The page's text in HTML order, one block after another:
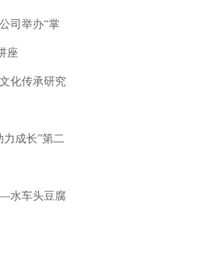
司举办“掌
座
化传承研究
力成长”第二
水车头豆腐